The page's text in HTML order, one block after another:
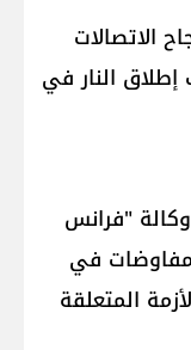
الاتصالات
النار في
"فرانس
في
المتعلقة